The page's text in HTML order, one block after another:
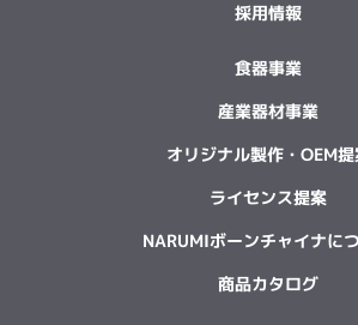
採用情報
食器事業
産業器材事業
オリジナル製作・OEM提
ライセンス提案
NARUMIボーンチャイナに
商品カタログ